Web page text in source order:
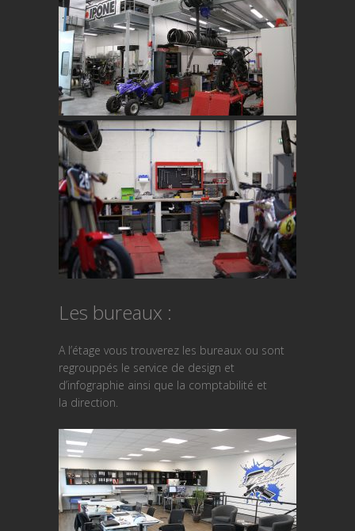
Les bureaux :
A l’étage vous trouverez les bureaux ou sont
regrouppés le service de design et
d’infographie ainsi que la comptabilité et
la direction.